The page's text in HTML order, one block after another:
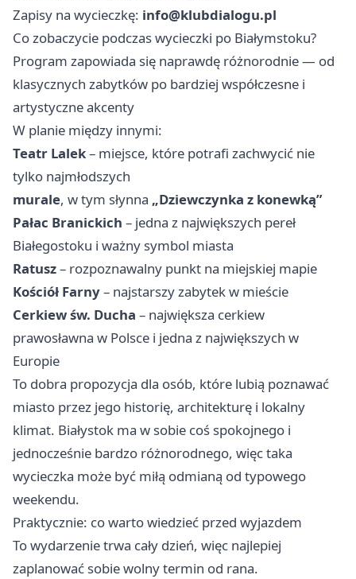
Zapisy na wycieczkę: info@klubdialogu.pl
Co zobaczycie podczas wycieczki po Białymstoku?
Program zapowiada się naprawdę różnorodnie — od
klasycznych zabytków po bardziej współczesne i
artystyczne akcenty
W planie między innymi:
Teatr Lalek– miejsce, które potrafi zachwycić nie
tylko najmłodszych
murale, w tym słynna „Dziewczynka z konewką”
Pałac Branickich – jedna z największych pereł
Białegostoku i ważny symbol miasta
Ratusz– rozpoznawalny punkt na miejskiej mapie
Kościół Farny– najstarszy zabytek w mieście
Cerkiew św. Ducha – największa cerkiew
prawosławna w Polsce i jedna z największych w
Europie
To dobra propozycja dla osób, które lubią poznawać
miasto przez jego historię, architekturę i lokalny
klimat. Białystok ma w sobie coś spokojnego i
jednocześnie bardzo różnorodnego, więc taka
wycieczka może być miłą odmianą od typowego
weekendu.
Praktycznie: co warto wiedzieć przed wyjazdem
To wydarzenie trwa cały dzień, więc najlepiej
zaplanować sobie wolny termin od rana.